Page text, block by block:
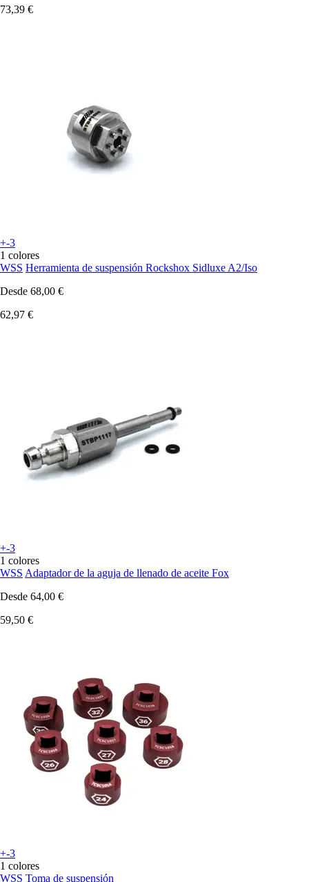
73,39 €
+-3
1 colores
WSS Herramienta de suspensión Rockshox Sidluxe A2/Iso
Desde 68,00 €
62,97 €
+-3
1 colores
WSS Adaptador de la aguja de llenado de aceite Fox
Desde 64,00 €
59,50 €
+-3
1 colores
WSS Toma de suspensión